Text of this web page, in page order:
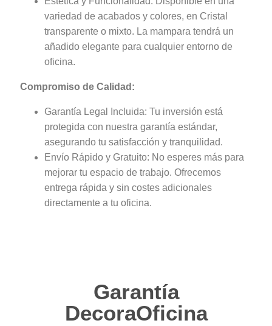
variedad de acabados y colores, en Cristal
transparente o mixto. La mampara tendrá un
añadido elegante para cualquier entorno de
oficina.
Compromiso de Calidad:
Garantía Legal Incluida: Tu inversión está
protegida con nuestra garantía estándar,
asegurando tu satisfacción y tranquilidad.
Envío Rápido y Gratuito: No esperes más para
mejorar tu espacio de trabajo. Ofrecemos
entrega rápida y sin costes adicionales
directamente a tu oficina.
Garantía
DecoraOficina